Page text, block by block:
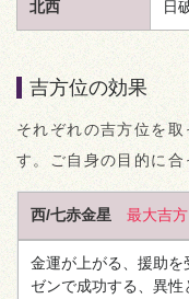
北西 日
吉方位の効果
それぞれの吉方位を
す。ご自身の目的に合
西/七赤金星 最大吉方
金運が上がる、援助
ゼンで成功する、異